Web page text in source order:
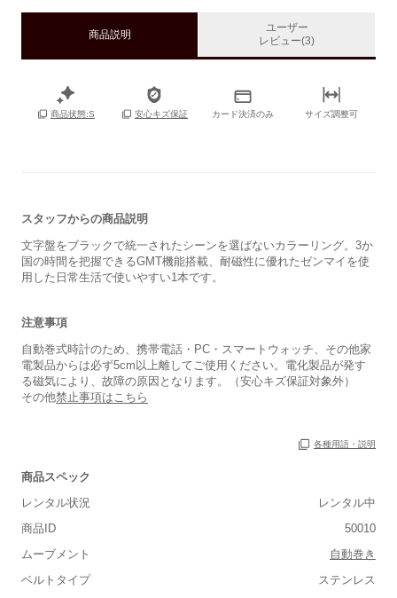
商品説明
ユーザー
レビュー(3)
商品状態:S 安心キズ保証 カード決済のみ サイズ調整可
スタッフからの商品説明
文字盤をブラックで統一されたシーンを選ばないカラーリング。3か
国の時間を把握できるGMT機能搭載、耐磁性に優れたゼンマイを使
用した日常生活で使いやすい1本です。
注意事項
自動巻式時計のため、携帯電話・PC・スマートウォッチ、その他家
電製品からは必ず5cm以上離してご使用ください。電化製品が発す
る磁気により、故障の原因となります。（安心キズ保証対象外）
その他禁止事項はこちら
各種用語・説明
商品スペック
レンタル状況
レンタル中
商品ID
50010
ムーブメント
自動巻き
ベルトタイプ
ステンレス
■重さ(ベルト込み)
■ケースの大きさ
小さい 大きい